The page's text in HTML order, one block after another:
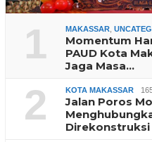
1 MAKASSAR
Momentum
PAUD Kota
Jaga Masa…
2 KOTA MAKASSAR
Jalan Poros
Direkonstruksi